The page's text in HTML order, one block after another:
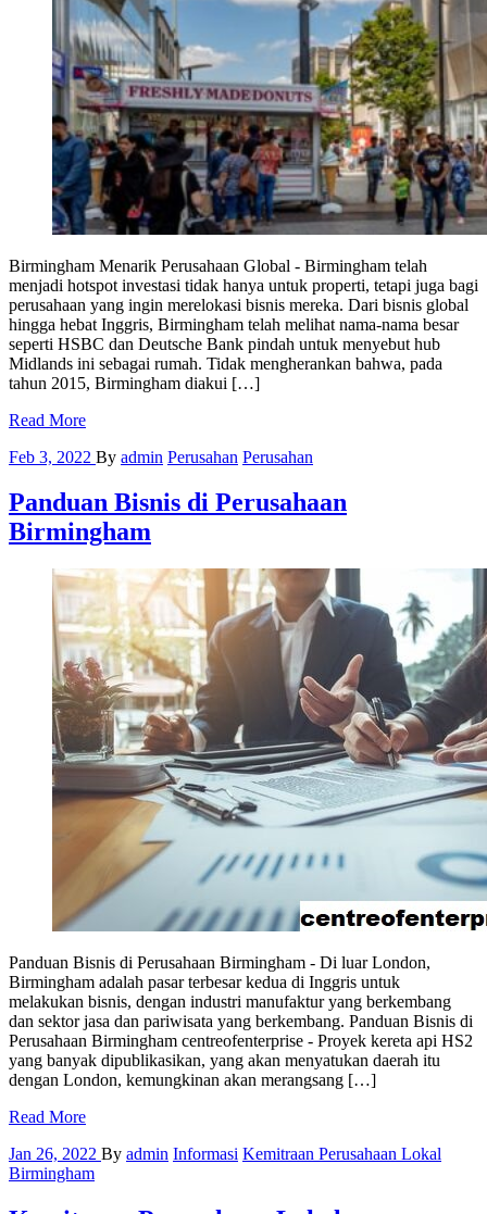
Birmingham Menarik Perusahaan Global - Birmingham telah
menjadi hotspot investasi tidak hanya untuk properti, tetapi juga bagi
perusahaan yang ingin merelokasi bisnis mereka. Dari bisnis global
hingga hebat Inggris, Birmingham telah melihat nama-nama besar
seperti HSBC dan Deutsche Bank pindah untuk menyebut hub
Midlands ini sebagai rumah. Tidak mengherankan bahwa, pada
tahun 2015, Birmingham diakui […]
Read More
Feb 3, 2022 By admin Perusahan Perusahan
Panduan Bisnis di Perusahaan
Birmingham
Panduan Bisnis di Perusahaan Birmingham - Di luar London,
Birmingham adalah pasar terbesar kedua di Inggris untuk
melakukan bisnis, dengan industri manufaktur yang berkembang
dan sektor jasa dan pariwisata yang berkembang. Panduan Bisnis di
Perusahaan Birmingham centreofenterprise - Proyek kereta api HS2
yang banyak dipublikasikan, yang akan menyatukan daerah itu
dengan London, kemungkinan akan merangsang […]
Read More
Jan 26, 2022 By admin Informasi Kemitraan Perusahaan Lokal
Birmingham